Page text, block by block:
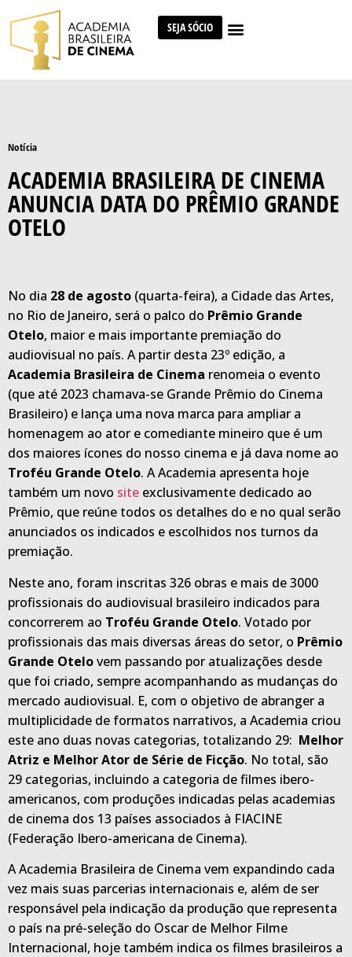
SEJA SÓCIO
Notícia
ACADEMIA BRASILEIRA DE CINEMA
ANUNCIA DATA DO PRÊMIO GRANDE
OTELO
No dia 28 de agosto (quarta-feira), a Cidade das Artes,
no Rio de Janeiro, será o palco do Prêmio Grande
Otelo, maior e mais importante premiação do
audiovisual no país. A partir desta 23º edição, a
Academia Brasileira de Cinema renomeia o evento
(que até 2023 chamava-se Grande Prêmio do Cinema
Brasileiro) e lança uma nova marca para ampliar a
homenagem ao ator e comediante mineiro que é um
dos maiores ícones do nosso cinema e já dava nome ao
Troféu Grande Otelo. A Academia apresenta hoje
também um novo site exclusivamente dedicado ao
Prêmio, que reúne todos os detalhes do e no qual serão
anunciados os indicados e escolhidos nos turnos da
premiação.
Neste ano, foram inscritas 326 obras e mais de 3000
profissionais do audiovisual brasileiro indicados para
concorrerem ao Troféu Grande Otelo. Votado por
profissionais das mais diversas áreas do setor, o Prêmio
Grande Otelovem passando por atualizações desde
que foi criado, sempre acompanhando as mudanças do
mercado audiovisual. E, com o objetivo de abranger a
multiplicidade de formatos narrativos, a Academia criou
este ano duas novas categorias, totalizando 29: Melhor
Atriz e Melhor Ator de Série de Ficção. No total, são
29 categorias, incluindo a categoria de filmes ibero-
americanos, com produções indicadas pelas academias
de cinema dos 13 países associados à FIACINE
(Federação Ibero-americana de Cinema).
A Academia Brasileira de Cinema vem expandindo cada
vez mais suas parcerias internacionais e, além de ser
responsável pela indicação da produção que representa
o país na pré-seleção do Oscar de Melhor Filme
Internacional, hoje também indica os filmes brasileiros a